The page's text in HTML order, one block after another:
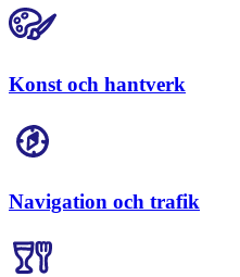
Konst och hantverk
Navigation och trafik